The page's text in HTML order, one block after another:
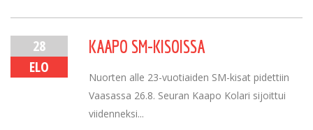
28
ELO
KAAPO SM-KISOISSA
Nuorten alle 23-vuotiaiden SM-kisat pidettiin
Vaasassa 26.8. Seuran Kaapo Kolari sijoittui
viidenneksi...